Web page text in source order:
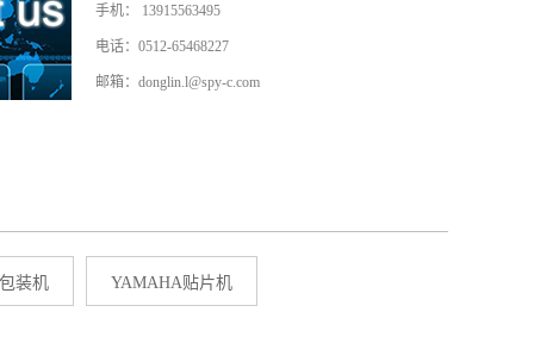
手机： 13915563495
电话：0512-65468227
邮箱：donglin.l@spy-c.com
装机 YAMAHA贴片机